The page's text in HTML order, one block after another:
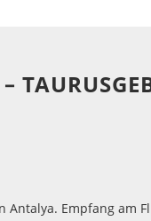
Antalya. Empfang am